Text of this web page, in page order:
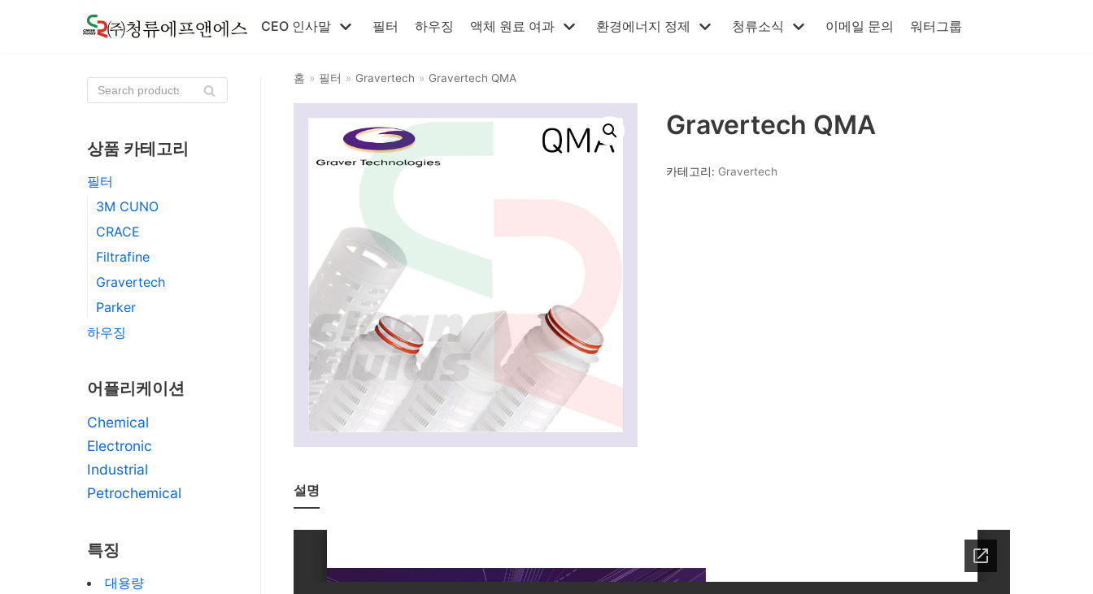
CEO 인사말 필터 하우징 액체 원료 여과 환경에너지 정제 청류소식 이메일 문의 워터그룹
상품 카테고리
필터
3M CUNO
CRACE
Filtrafine
Gravertech
Parker
하우징
어플리케이션
Chemical
Electronic
Industrial
Petrochemical
특징
대용량
홈 » 필터 » Gravertech » Gravertech QMA
Gravertech QMA
카테고리: Gravertech
설명